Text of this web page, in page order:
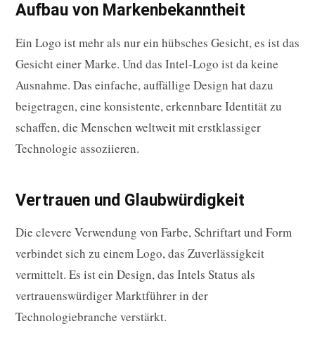
Aufbau von Markenbekanntheit
Ein Logo ist mehr als nur ein hübsches Gesicht, es ist das
Gesicht einer Marke. Und das Intel-Logo ist da keine
Ausnahme. Das einfache, auffällige Design hat dazu
beigetragen, eine konsistente, erkennbare Identität zu
schaffen, die Menschen weltweit mit erstklassiger
Technologie assoziieren.
Vertrauen und Glaubwürdigkeit
Die clevere Verwendung von Farbe, Schriftart und Form
verbindet sich zu einem Logo, das Zuverlässigkeit
vermittelt. Es ist ein Design, das Intels Status als
vertrauenswürdiger Marktführer in der
Technologiebranche verstärkt.